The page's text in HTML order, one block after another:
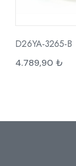
D26YA-3265-B
4.789,90₺